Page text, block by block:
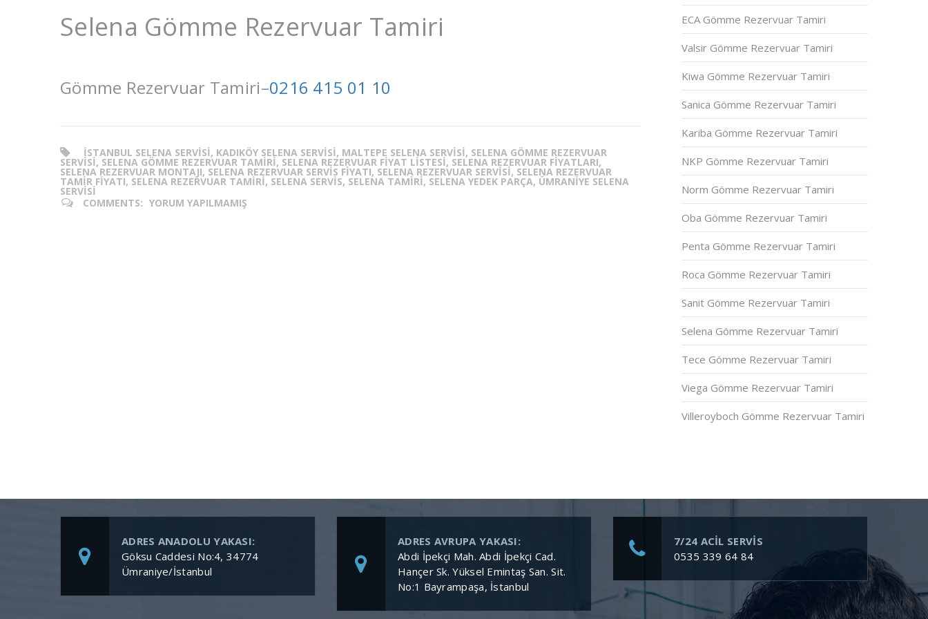
Selena Gömme Rezervuar Tamiri
Gömme Rezervuar Tamiri–0216 415 01 10
ISTANBUL SELENA SERVISI, KADIKÖY SELENA SERVISI, MALTEPE SELENA SERVISI, SELENA GÖMME REZERVUAR
SERVISI, SELENA GÖMME REZERVUAR TAMIRI, SELENA REZERVUAR FIYAT LISTESI, SELENA REZERVUAR FIYATLARI,
SELENA REZERVUAR MONTAJI, SELENA REZERVUAR SERVIS FIYATI, SELENA REZERVUAR SERVISI, SELENA REZERVUAR
TAMIR FIYATI, SELENA REZERVUAR TAMIRI, SELENA SERVIS, SELENA TAMIRI, SELENA YEDEK PARÇA, ÜMRANIYE SELENA
SERVISI
COMMENTS: YORUM YAPILMAMIŞ
ECA Gömme Rezervuar Tamiri
Valsir Gömme Rezervuar Tamiri
Kiwa Gömme Rezervuar Tamiri
Sanica Gömme Rezervuar Tamiri
Kariba Gömme Rezervuar Tamiri
NKP Gömme Rezervuar Tamiri
Norm Gömme Rezervuar Tamiri
Oba Gömme Rezervuar Tamiri
Penta Gömme Rezervuar Tamiri
Roca Gömme Rezervuar Tamiri
Sanit Gömme Rezervuar Tamiri
Selena Gömme Rezervuar Tamiri
Tece Gömme Rezervuar Tamiri
Viega Gömme Rezervuar Tamiri
Villeroyboch Gömme Rezervuar Tamiri
ADRES ANADOLU YAKASI:
Göksu Caddesi No:4, 34774
Ümraniye/İstanbul
ADRES AVRUPA YAKASI:
Abdi İpekçi Mah. Abdi İpekçi Cad.
Hançer Sk. Yüksel Emintaş San. Sit.
No:1 Bayrampaşa, İstanbul
7/24 ACİL SERVİS
0535 339 64 84